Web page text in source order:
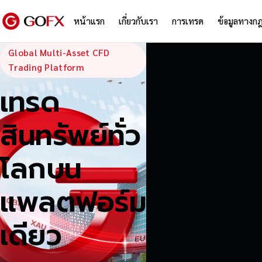
หน้าแรก เกี่ยวกับเรา การเทรด ข้อมูลทางก
GoFX —
Global Multi-Asset CFD
Trading Platform
เทรด
สินทรัพย์ทั่ว
โลกบน
แพลตฟอร์ม
เดียว